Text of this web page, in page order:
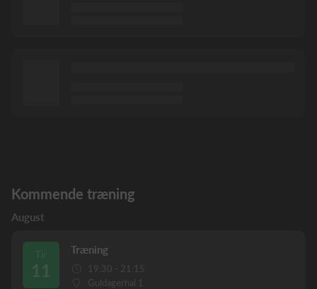
Kommende træning
August
Tir
11
Træning
19:30 - 21:15
Guldagerhal 1